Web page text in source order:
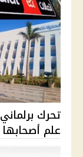
تحرك
علم